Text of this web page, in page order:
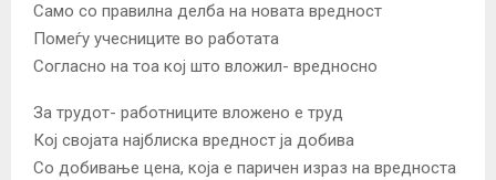
Само со правилна делба на новата вредност
Помеѓу учесниците во работата
Согласно на тоа кој што вложил- вредносно
За трудот- работниците вложено е труд
Кој својата најблиска вредност ја добива
Со добивање цена, која е паричен израз на вредноста